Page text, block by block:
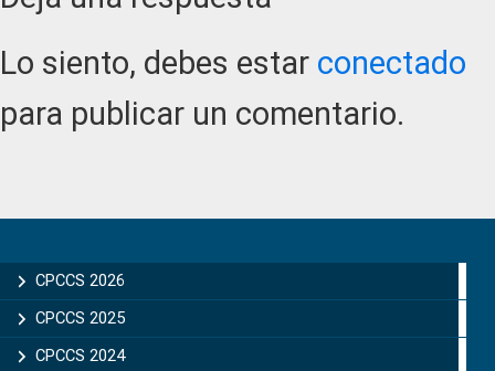
Interactions
Lo siento, debes estar conectado
para publicar un comentario.
Sidebar
CPCCS 2026
CPCCS 2025
CPCCS 2024